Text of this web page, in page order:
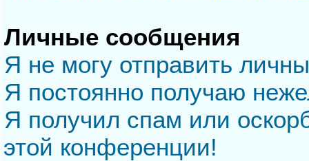
Личные сообщения
Я не могу отправить
Я постоянно получаю
Я получил спам или
этой конференции!